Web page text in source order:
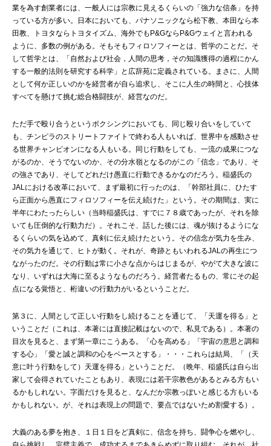
業を為す創業者には、一般人には宗教に見えるくらいの「強力な信条」を持
っている方が多い。日本においても、パナソニックなら松下教、本田なら本
田教、トヨタならトヨタイズム、海外でもP&GならP&Gウェイと言われる
ように、多数の例がある。そもそもフィロソフィーとは、哲学のことだ。そ
して哲学とは、「自然および社会，人間の思考，その知識獲得の過程にかん
する一般的法則を研究する科学」と広辞苑に定義されている。まさに、人間
として何か正しいのかを経営者が自ら追求し、そこに人生の時間と、心技体
すべてを懸けて挑む総合格闘技が、経営なのだ。
ただ手で殴り合うというボクシングにおいても、同じ殴り合いをしていて
も、チンピラのストリートファイトで終わる人もいれば、世界中を感動させ
る世界チャンピオンになる人もいる。同じ行動をしても、一流の成果につな
がるのか、そうでないのか、その分水嶺となるのがこの「信念」であり、そ
の強さであり、そしてどれだけ愚直に行動できるかなのだろう。稲盛氏の
JALにおける改革において、まず最初に行ったのは、「幹部社員に、ひたす
ら正面から愚直にフィロソフィーを伝え続けた」という。その期間は、実に
半年にわたったらしい（当時稲盛氏は、すでに７８歳であったが、それを除
いても圧倒的な行動力だ）。それこそ、話した後には、魂が抜けるようにな
るくらいの気を込めて、真剣に伝え続けたという。その信念が気力を生み、
その気力を通じて、ヒトが動く。それが、奇跡ともいわれるJALの再生につ
ながったのだ。その行動は常に小さな点からはじまるが、やがて大きな波に
なり、いずれは大海に至るようなものだろう。経営者たるもの、常にその起
点になる覚悟と、桁違いの行動力がいるということだ。
第３に、人間として正しい行動をし続けることを通じて、「天運を得る」と
いうことだ（これは、本著には直接記載はないので、私見である）。本著の
目次を見ると、まず第一章にこうある。「心を高める」「宇宙の意思と調和
する心」「愛と誠と調和の心をベースとする」・・・これらは結局、「（天
意に叶う行動をして）天運を得る」ということだ。（晩年、稲盛氏は自ら出
家して会得されていたこともあり、表現には若干宗教色があるとみる方もい
るかもしれない。字面だけを見ると、なんだか宗教っぽいと感じる方もいる
かもしれない。が、それは表現上の問題で、要点ではないため割愛する）。
大義のある夢を抱き、１日１日をど真剣に、信念を持ち、闘争心を燃やし、